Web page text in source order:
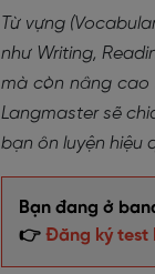
Từ vựng
như Writing,
mà còn nâng cao
Langmaster sẽ
bạn ôn luyện hiệu
Bạn đang ở
👉 Đăng ký test